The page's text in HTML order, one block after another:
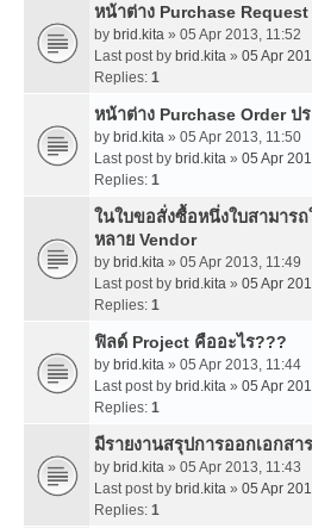
หน้าต่าง Purchase
by brid.kita » 05 Apr 2013, 11:52
Last post by brid.kita » 05 Apr
Replies: 1
หน้าต่าง Purchase Order ป
by brid.kita » 05 Apr 2013, 11:50
Last post by brid.kita » 05 Apr
Replies: 1
ในใบขอสั่งซื้อหนึ่งใบสามาร
หลาย Vendor
by brid.kita » 05 Apr 2013, 11:49
Last post by brid.kita » 05 Apr
Replies: 1
ฟิลด์ Project คืออะไร???
by brid.kita » 05 Apr 2013, 11:44
Last post by brid.kita » 05 Apr
Replies: 1
มีรายงานสรุปการออกเอกสา
by brid.kita » 05 Apr 2013, 11:43
Last post by brid.kita » 05 Apr
Replies: 1